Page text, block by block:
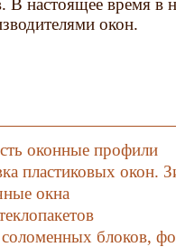
В настоящее время в
окон.
оконные профили
пластиковых окон.
окна
блоков,